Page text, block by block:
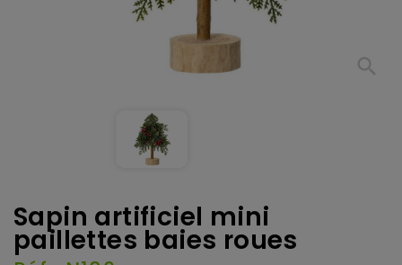
search
Sapin artificiel mini
paillettes baies roues